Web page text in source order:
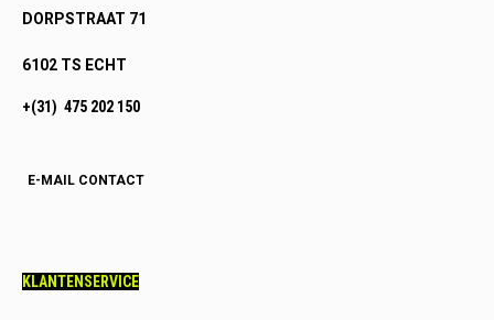
DORPSTRAAT 71
6102 TS ECHT
+(31) 475 202 150
E-MAIL CONTACT
KLANTENSERVICE